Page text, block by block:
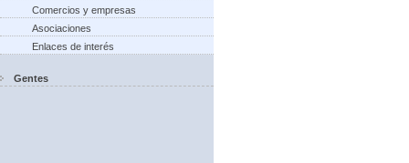
Comercios y empresas
Asociaciones
Enlaces de interés
Gentes